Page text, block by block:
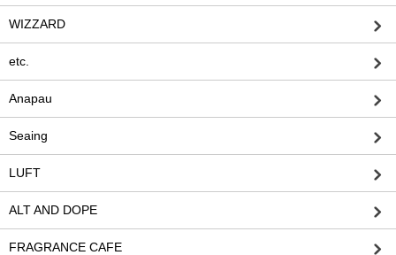
WIZZARD
etc.
Anapau
Seaing
LUFT
ALT AND DOPE
FRAGRANCE CAFE